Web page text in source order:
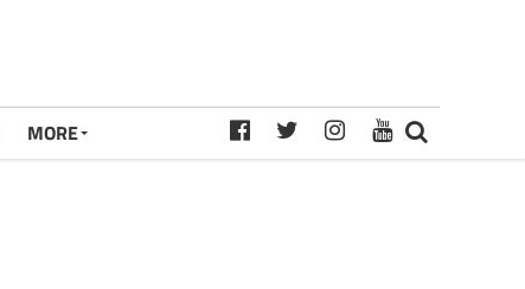
MORE